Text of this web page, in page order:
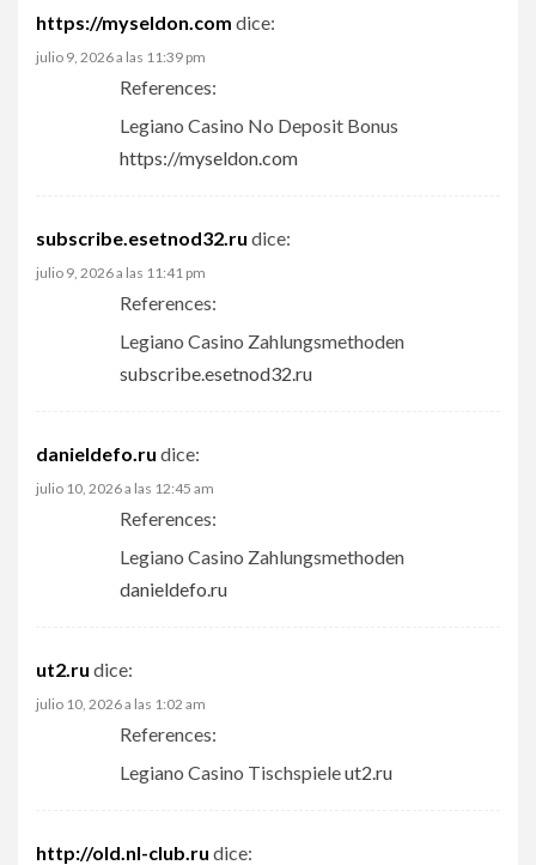
https://myseldon.com dice:
julio 9, 2026 a las 11:39 pm
References:
Legiano Casino No Deposit Bonus
https://myseldon.com
subscribe.esetnod32.ru dice:
julio 9, 2026 a las 11:41 pm
References:
Legiano Casino Zahlungsmethoden
subscribe.esetnod32.ru
danieldefo.ru dice:
julio 10, 2026 a las 12:45 am
References:
Legiano Casino Zahlungsmethoden
danieldefo.ru
ut2.ru dice:
julio 10, 2026 a las 1:02 am
References:
Legiano Casino Tischspieleut2.ru
http://old.nl-club.ru dice: